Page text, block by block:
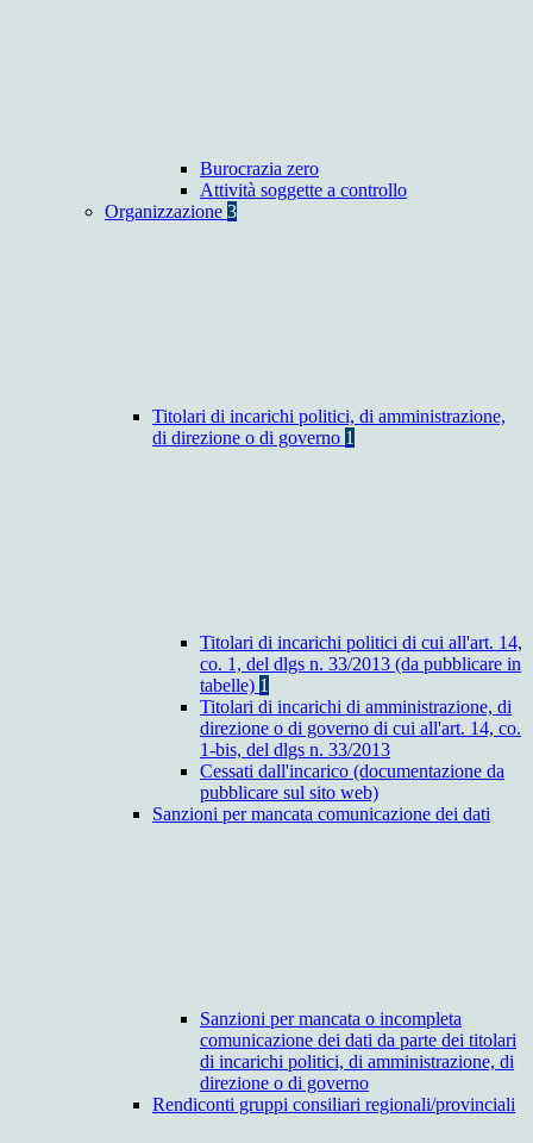
Burocrazia zero
Attività soggette a controllo
Organizzazione 3
Titolari di incarichi politici, di amministrazione,
di direzione o di governo 1
Titolari di incarichi politici di cui all'art. 14,
co. 1, del dlgs n. 33/2013 (da pubblicare in
tabelle) 1
Titolari di incarichi di amministrazione, di
direzione o di governo di cui all'art. 14, co.
1-bis, del dlgs n. 33/2013
Cessati dall'incarico (documentazione da
pubblicare sul sito web)
Sanzioni per mancata comunicazione dei dati
Sanzioni per mancata o incompleta
comunicazione dei dati da parte dei titolari
di incarichi politici, di amministrazione, di
direzione o di governo
Rendiconti gruppi consiliari regionali/provinciali